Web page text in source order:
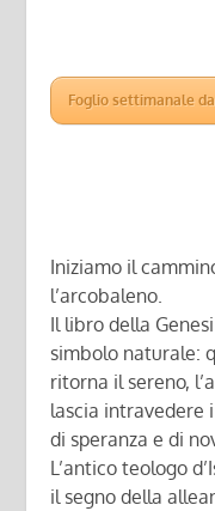
Foglio settimanale
Iniziamo il
l’arcobaleno.
Il libro della
simbolo naturale:
ritorna il sereno,
lascia intravedere
di speranza e di
L’antico teologo
il segno della